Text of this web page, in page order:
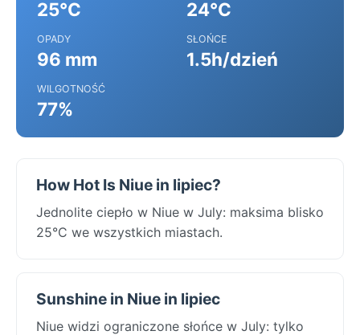
25°C 24°C
OPADY
96 mm
SŁOŃCE
1.5h/dzień
WILGOTNOŚĆ
77%
How Hot Is Niue in lipiec?
Jednolite ciepło w Niue w July: maksima blisko
25°C we wszystkich miastach.
Sunshine in Niue in lipiec
Niue widzi ograniczone słońce w July: tylko